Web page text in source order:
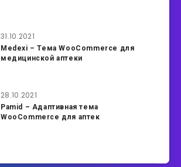
31.10.2021
Medexi – Тема WooCommerce для
медицинской аптеки
28.10.2021
Pamid – Адаптивная тема
WooCommerce для аптек